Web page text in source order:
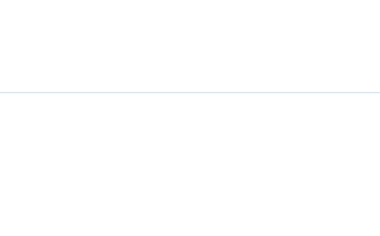
bietet umfassende
Netzwerkprotokolle gewährleistet
für eine platzsparende Installation,
bietet.